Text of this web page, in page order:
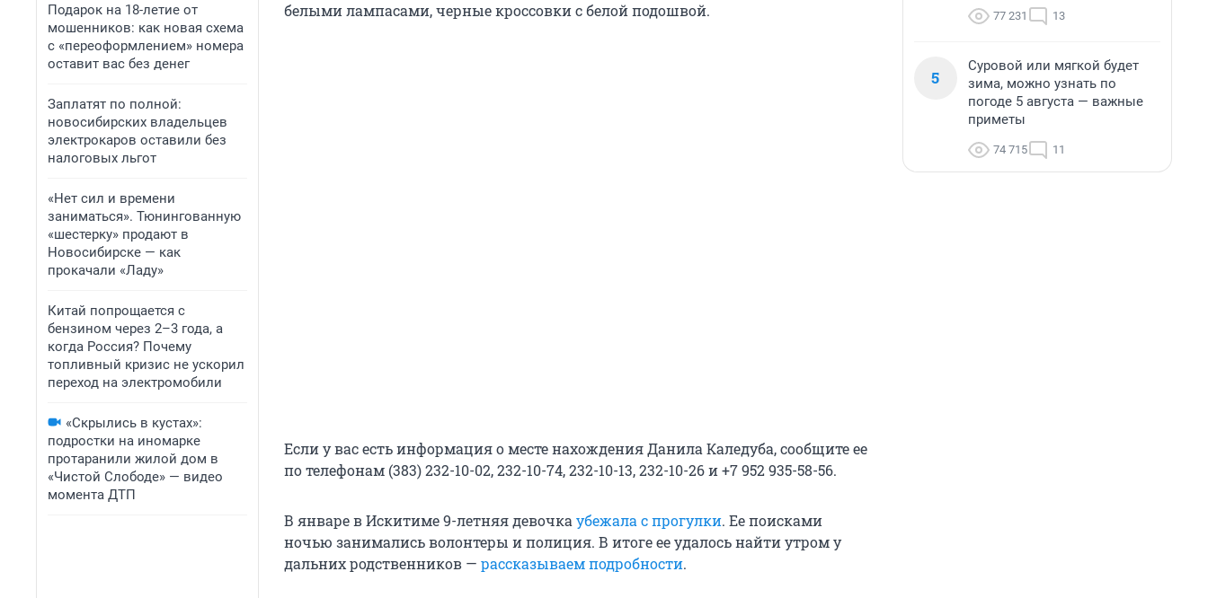
Подарок на 18-летие от
мошенников: как новая схема
с «переоформлением» номера
оставит вас без денег
Заплатят по полной:
новосибирских владельцев
электрокаров оставили без
налоговых льгот
«Нет сил и времени
заниматься». Тюнингованную
«шестерку» продают в
Новосибирске — как
прокачали «Ладу»
Китай попрощается с
бензином через 2–3 года, а
когда Россия? Почему
топливный кризис не ускорил
переход на электромобили
«Скрылись в кустах»:
подростки на иномарке
протаранили жилой дом в
«Чистой Слободе» — видео
момента ДТП
белыми лампасами, черные кроссовки с белой подошвой.
Если у вас есть информация о месте нахождения Данила Каледуба, сообщите ее
по телефонам (383) 232-10-02, 232-10-74, 232-10-13, 232-10-26 и +7 952 935-58-56.
В январе в Искитиме 9-летняя девочка убежала с прогулки. Ее поисками
ночью занимались волонтеры и полиция. В итоге ее удалось найти утром у
дальних родственников — рассказываем подробности.
77 231 13
5
Суровой или мягкой будет
зима, можно узнать по
погоде 5 августа — важные
приметы
74 715 11